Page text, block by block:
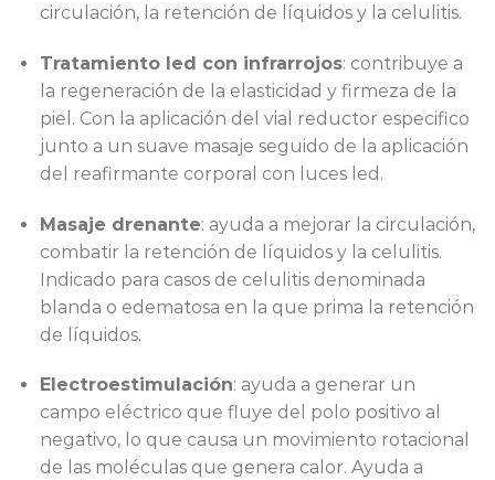
circulación, la retención de líquidos y la celulitis.
Tratamiento led con infrarrojos: contribuye a
la regeneración de la elasticidad y firmeza de la
piel. Con la aplicación del vial reductor especifico
junto a un suave masaje seguido de la aplicación
del reafirmante corporal con luces led.
Masaje drenante: ayuda a mejorar la circulación,
combatir la retención de líquidos y la celulitis.
Indicado para casos de celulitis denominada
blanda o edematosa en la que prima la retención
de líquidos.
Electroestimulación: ayuda a generar un
campo eléctrico que fluye del polo positivo al
negativo, lo que causa un movimiento rotacional
de las moléculas que genera calor. Ayuda a